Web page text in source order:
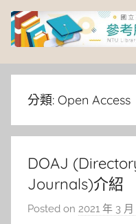
Skip
content
臺
灣
大
學
圖
分類: Open Access
DOAJ
Journals)介紹
Posted on 2021 年 3 月